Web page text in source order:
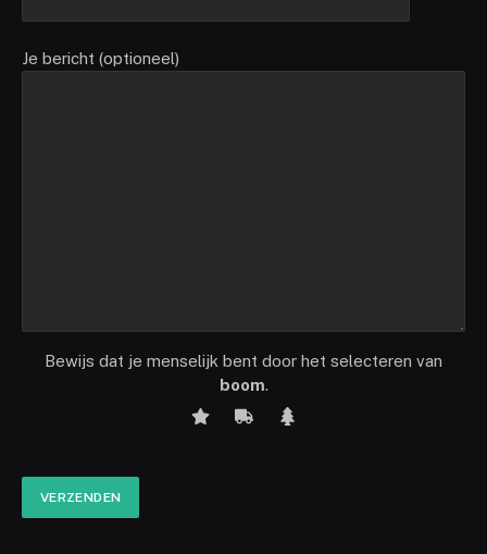
Je bericht (optioneel)
Bewijs dat je menselijk bent door het selecteren van
boom.